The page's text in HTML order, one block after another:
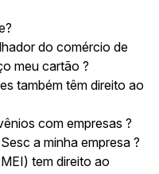
do comércio de
meu cartão ?
também têm direito ao
com empresas ?
a minha empresa ?
tem direito ao